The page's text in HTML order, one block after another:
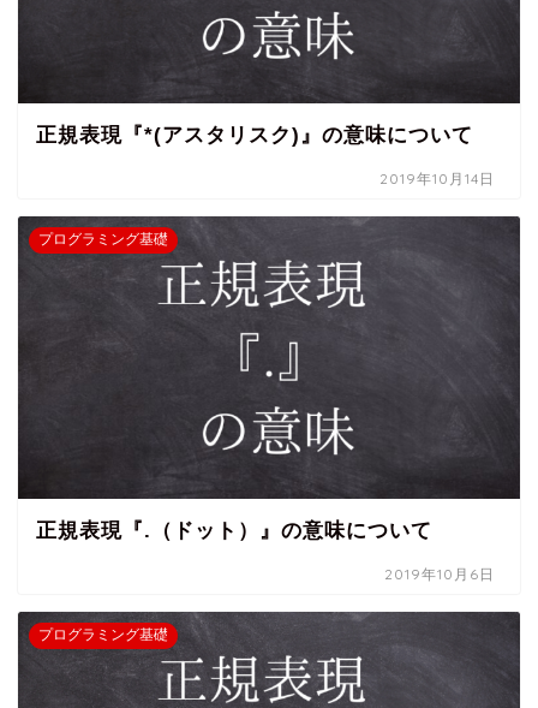
正規表現『*(アスタリスク)』の意味について
2019年10月14日
プログラミング基礎
正規表現『.（ドット）』の意味について
2019年10月6日
プログラミング基礎